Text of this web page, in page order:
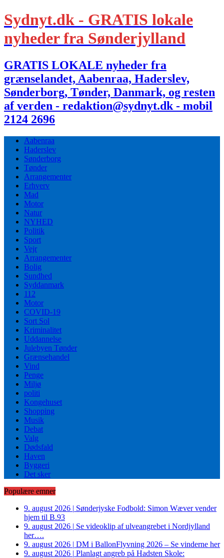
Sydnyt.dk - GRATIS lokale
nyheder fra Sønderjylland
GRATIS LOKALE nyheder fra
grænselandet, Aabenraa, Haderslev,
Sønderborg, Tønder, Danmark, og resten
af verden - redaktion@sydnyt.dk - mobil
2124 2696
Aabenraa
Haderslev
Sønderborg
Tønder
Arrangementer
Erhverv
Mad
Motor
Natur
NYHED
Politik
Sport
Vejr
Arrangementer
Bolig
Sundhed
Syddanmark
112
Motor
COVID-19
Sort Sol
Kriminalitet
Uddannelse
Julebyen Tønder
Grænsehandel
Vind
Penge
Miljø
politi
Kongehuset
Shopping
Musik
Debat
Valg
Dødsfald
Haven
Byggeri
Det sker
Populære emner
9. august 2026 | Sønderjyske Fodbold: Simon Wæver vender
hjem til B.93
9. august 2026 | Se videoklip af ulveangrebet i Nordjylland
her….
9. august 2026 | DM i BallonFlyvning 2026 – Se vinderne her
9. august 2026 | Planlagt angreb på Hadsten Skole: